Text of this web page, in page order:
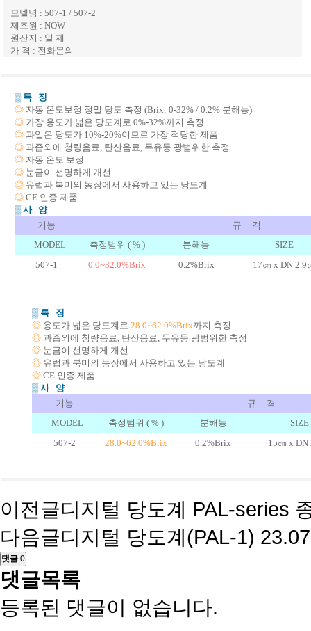
모델명 : 507-1 / 507-2
제조원 : NOW
원산지 : 일 제
가 격 : 전화문의
▒ 특 징
◎ 자동 온도보정 정밀 당도 측정 (Brix: 0-32% / 0.2% 분해능)
◎ 가장 용도가 넓은 당도계로 0%-32%까지 측정
◎ 과일은 당도가 10%-20%이므로 가장 적당한 제품
◎ 과즙외에 청량음료, 탄산음료, 두유등 광범위한 측정
◎ 자동 온도 보정
◎ 눈금이 선명하게 개선
◎ 유럽과 북미의 농장에서 사용하고 있는 당도계
◎ CE 인증 제품
▒ 사 양
기능
규 격
MODEL
측정범위 ( % ) 분해능
SIZE
507-1
0.0~32.0%Brix 0.2%Brix 17㎝ x DN 2.9
▒ 특 징
◎ 용도가 넓은 당도계로 28.0~62.0%Brix까지 측정
◎ 과즙외에 청량음료, 탄산음료, 두유등 광범위한 측정
◎ 눈금이 선명하게 개선
◎ 유럽과 북미의 농장에서 사용하고 있는 당도계
◎ CE 인증 제품
▒ 사 양
기능
규 격
MODEL
측정범위 ( % ) 분해능
SIZE
507-2
28.0~62.0%Brix 0.2%Brix 15㎝ x DN
이전글디지털 당도계 PAL-series
다음글디지털 당도계(PAL-1)
댓글 0
댓글목록
등록된 댓글이 없습니다.